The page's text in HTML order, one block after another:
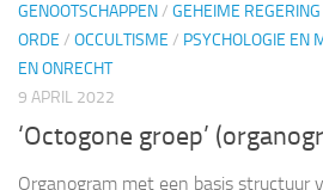
GENOOTSCHAPPEN/ GEHEIME REGERING
ORDE / OCCULTISME / PSYCHOLOGIE EN
EN ONRECHT
9 APRIL 2022
‘Octogone groep’
Organogram met een basis structuur